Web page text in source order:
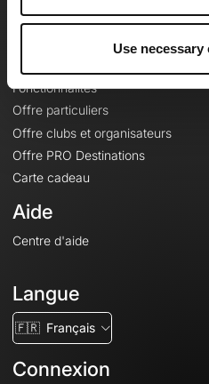
Use
Fonctionnalités
Offre particuliers
Offre clubs et organisateurs
Offre PRO Destinations
Carte cadeau
Aide
Centre d'aide
Langue
🇫🇷 Français
Connexion